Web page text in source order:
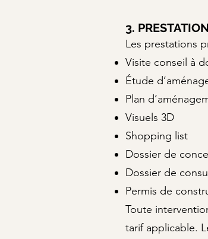
3.
Les prestations
Visite conseil à
Étude
Plan
Visuels 3D
Shopping list
Dossier de
Dossier de
Permis de
Toute
tarif applicable.